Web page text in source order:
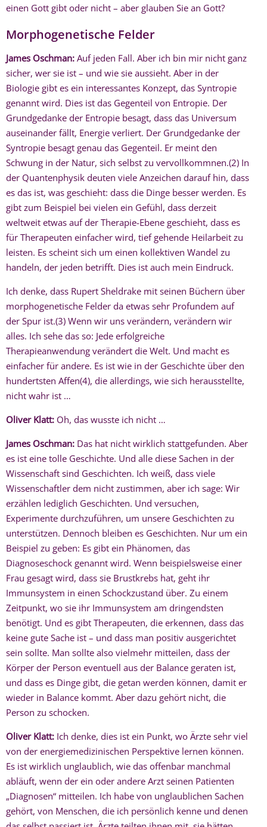
einen Gott gibt oder nicht – aber glauben Sie an Gott?
Morphogenetische Felder
James Oschman: Auf jeden Fall. Aber ich bin mir nicht ganz
sicher, wer sie ist – und wie sie aussieht. Aber in der
Biologie gibt es ein interessantes Konzept, das Syntropie
genannt wird. Dies ist das Gegenteil von Entropie. Der
Grundgedanke der Entropie besagt, dass das Universum
auseinander fällt, Energie verliert. Der Grundgedanke der
Syntropie besagt genau das Gegenteil. Er meint den
Schwung in der Natur, sich selbst zu vervollkommnen.(2) In
der Quantenphysik deuten viele Anzeichen darauf hin, dass
es das ist, was geschieht: dass die Dinge besser werden. Es
gibt zum Beispiel bei vielen ein Gefühl, dass derzeit
weltweit etwas auf der Therapie-Ebene geschieht, dass es
für Therapeuten einfacher wird, tief gehende Heilarbeit zu
leisten. Es scheint sich um einen kollektiven Wandel zu
handeln, der jeden betrifft. Dies ist auch mein Eindruck.
Ich denke, dass Rupert Sheldrake mit seinen Büchern über
morphogenetische Felder da etwas sehr Profundem auf
der Spur ist.(3) Wenn wir uns verändern, verändern wir
alles. Ich sehe das so: Jede erfolgreiche
Therapieanwendung verändert die Welt. Und macht es
einfacher für andere. Es ist wie in der Geschichte über den
hundertsten Affen(4), die allerdings, wie sich herausstellte,
nicht wahr ist …
Oliver Klatt: Oh, das wusste ich nicht …
James Oschman: Das hat nicht wirklich stattgefunden. Aber
es ist eine tolle Geschichte. Und alle diese Sachen in der
Wissenschaft sind Geschichten. Ich weiß, dass viele
Wissenschaftler dem nicht zustimmen, aber ich sage: Wir
erzählen lediglich Geschichten. Und versuchen,
Experimente durchzuführen, um unsere Geschichten zu
unterstützen. Dennoch bleiben es Geschichten. Nur um ein
Beispiel zu geben: Es gibt ein Phänomen, das
Diagnoseschock genannt wird. Wenn beispielsweise einer
Frau gesagt wird, dass sie Brustkrebs hat, geht ihr
Immunsystem in einen Schockzustand über. Zu einem
Zeitpunkt, wo sie ihr Immunsystem am dringendsten
benötigt. Und es gibt Therapeuten, die erkennen, dass das
keine gute Sache ist – und dass man positiv ausgerichtet
sein sollte. Man sollte also vielmehr mitteilen, dass der
Körper der Person eventuell aus der Balance geraten ist,
und dass es Dinge gibt, die getan werden können, damit er
wieder in Balance kommt. Aber dazu gehört nicht, die
Person zu schocken.
Oliver Klatt: Ich denke, dies ist ein Punkt, wo Ärzte sehr viel
von der energiemedizinischen Perspektive lernen können.
Es ist wirklich unglaublich, wie das offenbar manchmal
abläuft, wenn der ein oder andere Arzt seinen Patienten
„Diagnosen“ mitteilen. Ich habe von unglaublichen Sachen
gehört, von Menschen, die ich persönlich kenne und denen